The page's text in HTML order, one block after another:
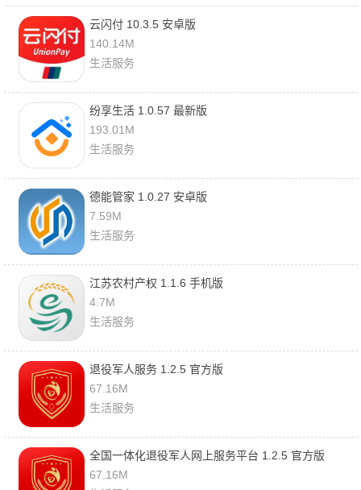
云闪付 10.3.5 安卓版
140.14M
生活服务
纷享生活 1.0.57 最新版
193.01M
生活服务
德能管家 1.0.27 安卓版
7.59M
生活服务
江苏农村产权 1.1.6 手机版
4.7M
生活服务
退役军人服务 1.2.5 官方版
67.16M
生活服务
全国一体化退役军人网上服务平台 1.2.5 官方版
67.16M